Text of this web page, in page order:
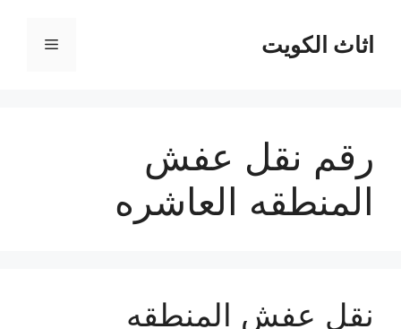
المحتوىاثاث الكويت القائمة
رقم نقل عفش
المنطقه العاشره
نقل عفش المنطقه